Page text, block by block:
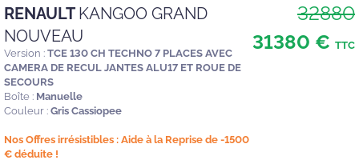
RENAULT KANGOO GRAND
NOUVEAU
Version : TCE 130 CH TECHNO 7 PLACES AVEC
CAMERA DE RECUL JANTES ALU17 ET ROUE DE
SECOURS
Boîte : Manuelle
Couleur : Gris Cassiopee
Nos Offres irrésistibles : Aide à la Reprise de -1500
€ déduite !
32880
31380 € TTC